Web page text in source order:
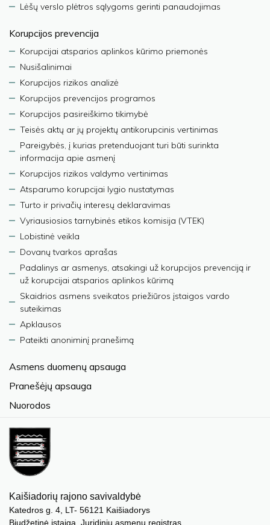
Lėšų verslo plėtros sąlygoms gerinti panaudojimas
Korupcijos prevencija
Korupcijai atsparios aplinkos kūrimo priemonės
Nusišalinimai
Korupcijos rizikos analizė
Korupcijos prevencijos programos
Korupcijos pasireiškimo tikimybė
Teisės aktų ar jų projektų antikorupcinis vertinimas
Pareigybės, į kurias pretenduojant turi būti surinkta
informacija apie asmenį
Korupcijos rizikos valdymo vertinimas
Atsparumo korupcijai lygio nustatymas
Turto ir privačių interesų deklaravimas
Vyriausiosios tarnybinės etikos komisija (VTEK)
Lobistinė veikla
Dovanų tvarkos aprašas
Padalinys ar asmenys, atsakingi už korupcijos prevenciją ir
už korupcijai atsparios aplinkos kūrimą
Skaidrios asmens sveikatos priežiūros įstaigos vardo
suteikimas
Apklausos
Pateikti anoniminį pranešimą
Asmens duomenų apsauga
Pranešėjų apsauga
Nuorodos
Kaišiadorių rajono savivaldybė
Katedros g. 4, LT- 56121 Kaišiadorys
Biudžetinė įstaiga. Juridinių asmenų registras,